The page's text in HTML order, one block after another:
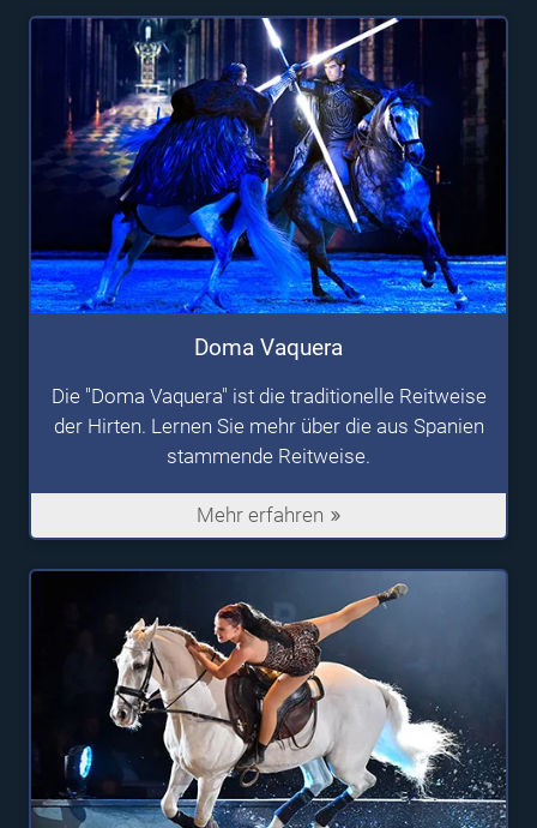
Doma Vaquera
Die "Doma Vaquera" ist die traditionelle Reitweise
der Hirten. Lernen Sie mehr über die aus Spanien
stammende Reitweise.
Mehr erfahren